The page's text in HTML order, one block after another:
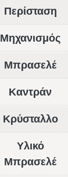
Περίσταση
Μηχανισμός
Μπρασελέ
Καντράν
Κρύσταλλο
Υλικό
Μπρασελέ